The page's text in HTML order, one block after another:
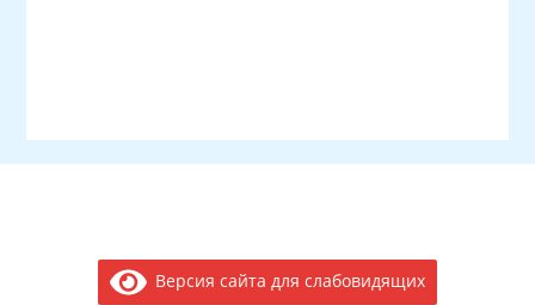
Версия сайта для слабовидящих